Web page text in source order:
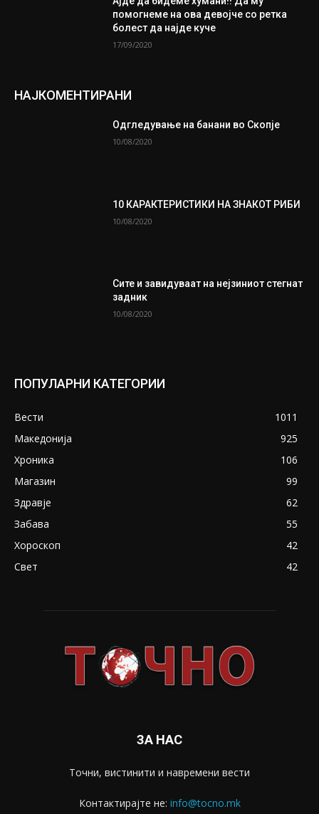
помогнеме на ова девојче со ретка
болест да најде куче
17/09/2020
НАЈКОМЕНТИРАНИ
Одгледување на банани во Скопје
10/08/2020
10 КАРАКТЕРИСТИКИ НА ЗНАКОТ РИБИ
10/08/2020
Сите и завидуваат на нејзиниот стегнат
задник
10/08/2020
ПОПУЛАРНИ КАТЕГОРИИ
Вести
1011
Македонија
925
Хроника
106
Магазин
99
Здравје
62
Забава
55
Хороскоп
42
Свет
42
ЗА НАС
Точни, вистинити и навремени вести
Контактирајте не: info@tocno.mk